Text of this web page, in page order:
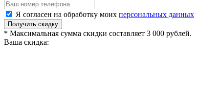
Я согласен на обработку моих персональных данных
Получить скидку
* Максимальная сумма скидки составляет 3 000 рублей.
Ваша скидка: